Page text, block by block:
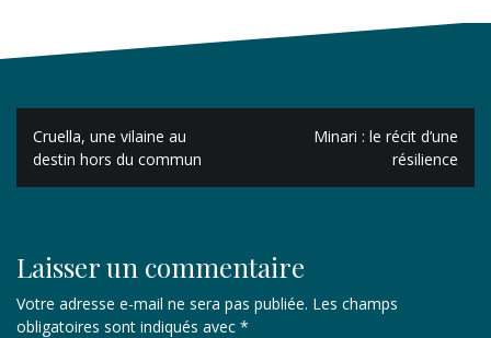
Navigation
de
l’article
Cruella, une vilaine au
destin hors du commun
Minari : le récit d’une
résilience
Laisser un commentaire
Votre adresse e-mail ne sera pas publiée. Les champs
obligatoires sont indiqués avec *